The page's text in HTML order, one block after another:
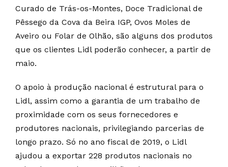
Curado de Trás-os-Montes, Doce Tradicional de
Pêssego da Cova da Beira IGP, Ovos Moles de
Aveiro ou Folar de Olhão, são alguns dos produtos
que os clientes Lidl poderão conhecer, a partir de
maio.
O apoio à produção nacional é estrutural para o
Lidl, assim como a garantia de um trabalho de
proximidade com os seus fornecedores e
produtores nacionais, privilegiando parcerias de
longo prazo. Só no ano fiscal de 2019, o Lidl
ajudou a exportar 228 produtos nacionais no